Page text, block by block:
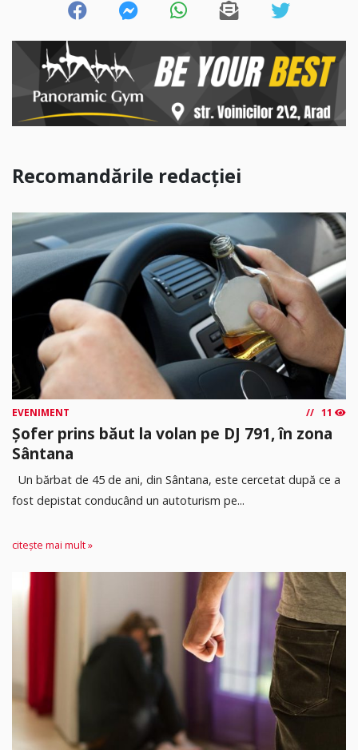
Recomandările redacției
EVENIMENT 11
Șofer prins băut la volan pe DJ 791, în zona
Sântana
Un bărbat de 45 de ani, din Sântana, este cercetat după ce a
fost depistat conducând un autoturism pe...
citește mai mult »